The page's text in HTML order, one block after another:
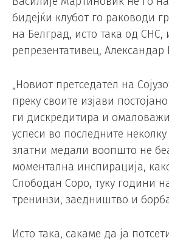
бидејќи клубот го раководи
на Белград, исто така од
репрезентативец,
„Новиот претседател на
преку своите изјави
ги дискредитира и
успеси во последните
златни медали воопшто не
моментална инспирација,
Слободан Соро, туку години
тренинзи, заедништво и
Исто така, сакаме да ја